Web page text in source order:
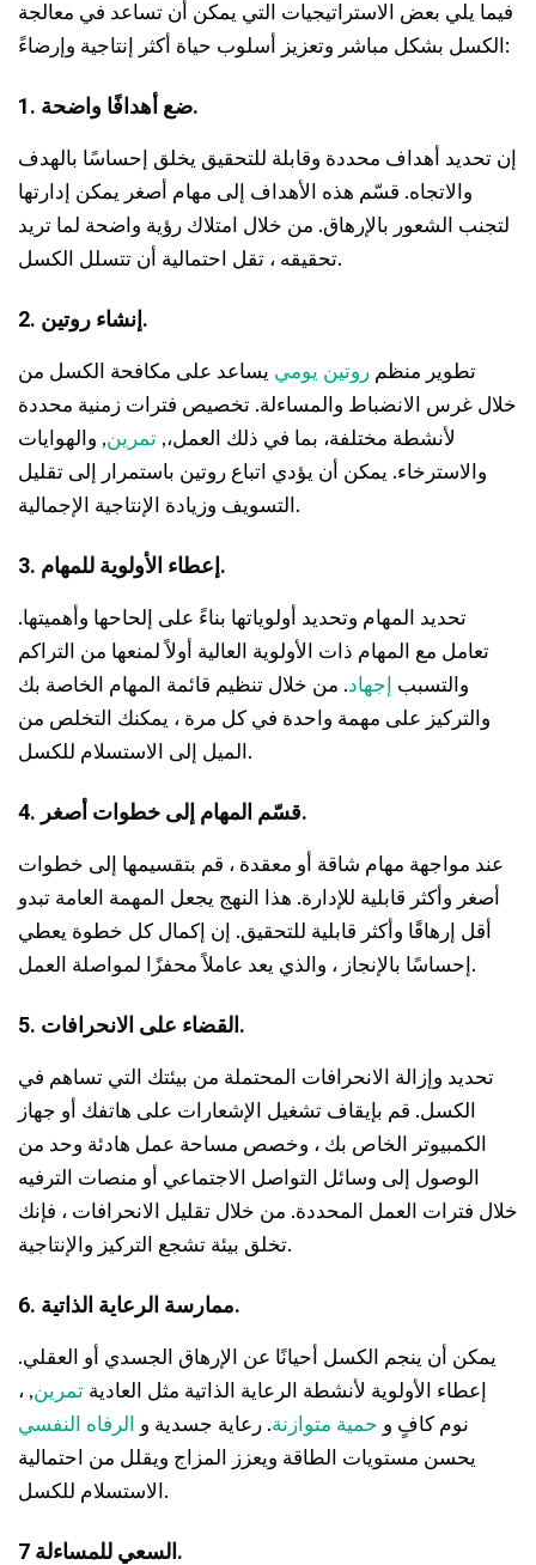
فيما يلي بعض الاستراتيجيات التي يمكن أن تساعد في معالجة
الكسل بشكل مباشر وتعزيز أسلوب حياة أكثر إنتاجية وإرضاءً:
1. ضع أهدافًا واضحة.
إن تحديد أهداف محددة وقابلة للتحقيق يخلق إحساسًا بالهدف
والاتجاه. قسّم هذه الأهداف إلى مهام أصغر يمكن إدارتها
لتجنب الشعور بالإرهاق. من خلال امتلاك رؤية واضحة لما تريد
تحقيقه ، تقل احتمالية أن تتسلل الكسل.
2. إنشاء روتين.
تطوير منظم روتين يومي يساعد على مكافحة الكسل من
خلال غرس الانضباط والمساءلة. تخصيص فترات زمنية محددة
لأنشطة مختلفة، بما في ذلك العمل،, تمرين, والهوايات
والاسترخاء. يمكن أن يؤدي اتباع روتين باستمرار إلى تقليل
التسويف وزيادة الإنتاجية الإجمالية.
3. إعطاء الأولوية للمهام.
تحديد المهام وتحديد أولوياتها بناءً على إلحاحها وأهميتها.
تعامل مع المهام ذات الأولوية العالية أولاً لمنعها من التراكم
والتسبب
إجهاد. من خلال تنظيم قائمة المهام الخاصة بك
والتركيز على مهمة واحدة في كل مرة ، يمكنك التخلص من
الميل إلى الاستسلام للكسل.
4. قسّم المهام إلى خطوات أصغر.
عند مواجهة مهام شاقة أو معقدة ، قم بتقسيمها إلى خطوات
أصغر وأكثر قابلية للإدارة. هذا النهج يجعل المهمة العامة تبدو
أقل إرهاقًا وأكثر قابلية للتحقيق. إن إكمال كل خطوة يعطي
إحساسًا بالإنجاز ، والذي يعد عاملاً محفزًا لمواصلة العمل.
5. القضاء على الانحرافات.
تحديد وإزالة الانحرافات المحتملة من بيئتك التي تساهم في
الكسل. قم بإيقاف تشغيل الإشعارات على هاتفك أو جهاز
الكمبيوتر الخاص بك ، وخصص مساحة عمل هادئة وحد من
الوصول إلى وسائل التواصل الاجتماعي أو منصات الترفيه
خلال فترات العمل المحددة. من خلال تقليل الانحرافات ، فإنك
تخلق بيئة تشجع التركيز والإنتاجية.
6. ممارسة الرعاية الذاتية.
يمكن أن ينجم الكسل أحيانًا عن الإرهاق الجسدي أو العقلي.
إعطاء الأولوية لأنشطة الرعاية الذاتية مثل العادية تمرين, ،
نوم كافٍ و حمية متوازنة. رعاية جسدية و
الرفاه النفسي
يحسن مستويات الطاقة ويعزز المزاج ويقلل من احتمالية
الاستسلام للكسل.
7 السعي للمساءلة.